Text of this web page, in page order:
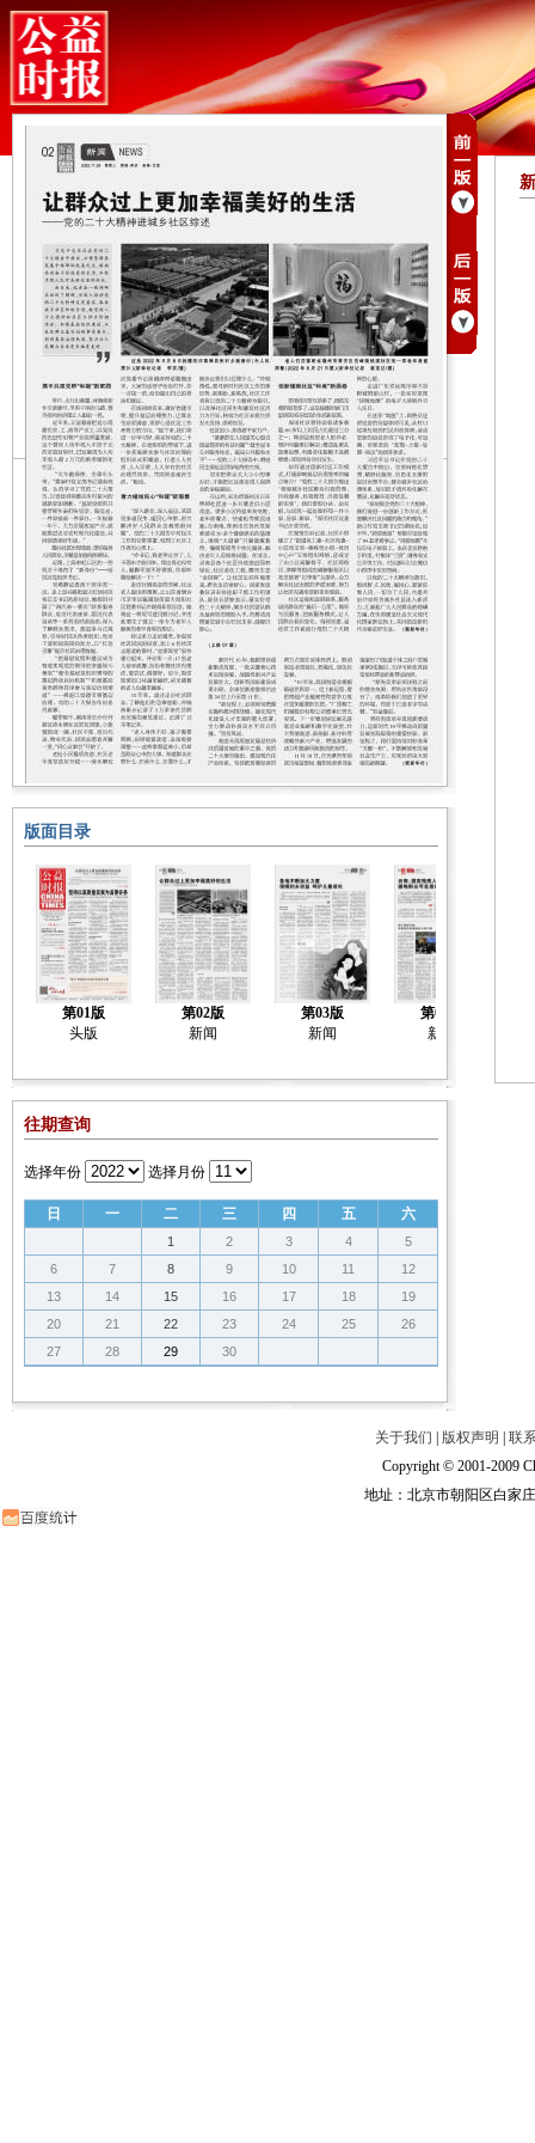
版面目录
第01版
头版
第02版
新闻
第03版
新闻
第04版
新闻
往期查询
选择年份 选择月份
日 一 二 三 四 五 六
1 2 3 4
5
6
7 8 9 10 11
12
13
14 15 16 17 18
19
20
21 22 23 24 25
26
27
28 29 30
关于我们 版权声明
联
Copyright © 2001-2009
地址：北京市朝阳区白家